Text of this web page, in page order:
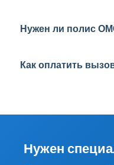
Нужен ли полис
Как оплатить
Нужен